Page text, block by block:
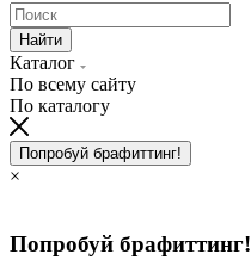
Найти
Каталог
По всему сайту
По каталогу
Попробуй брафиттинг!
×
Попробуй брафиттинг!